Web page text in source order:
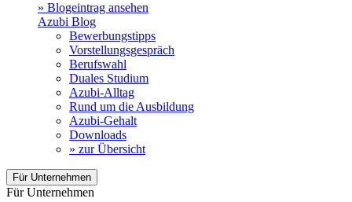
» Blogeintrag ansehen
Azubi Blog
Bewerbungstipps
Vorstellungsgespräch
Berufswahl
Duales Studium
Azubi-Alltag
Rund um die Ausbildung
Azubi-Gehalt
Downloads
» zur Übersicht
Für Unternehmen
Für Unternehmen